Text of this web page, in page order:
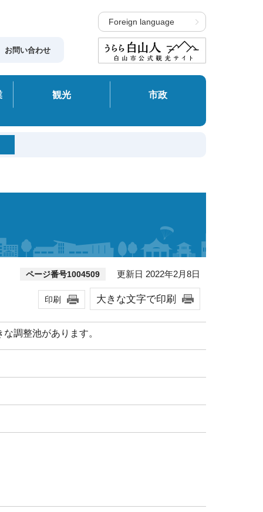
お問い合わせ
Foreign language
観光 市政
ページ番号1004509 更新日 2022年2月8日
印刷 大きな文字で印刷
調整池があります。